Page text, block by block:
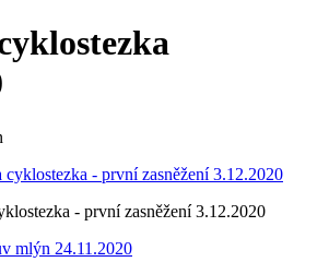
- první zasněžení 3.12.2020